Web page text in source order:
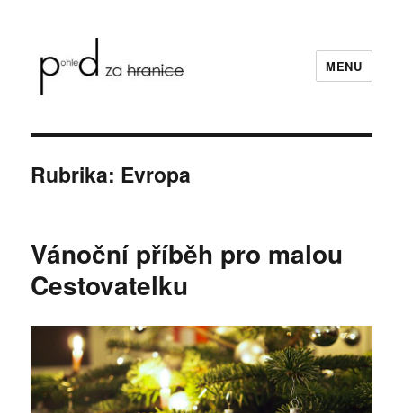
MENU
Rubrika: Evropa
Vánoční příběh pro malou
Cestovatelku